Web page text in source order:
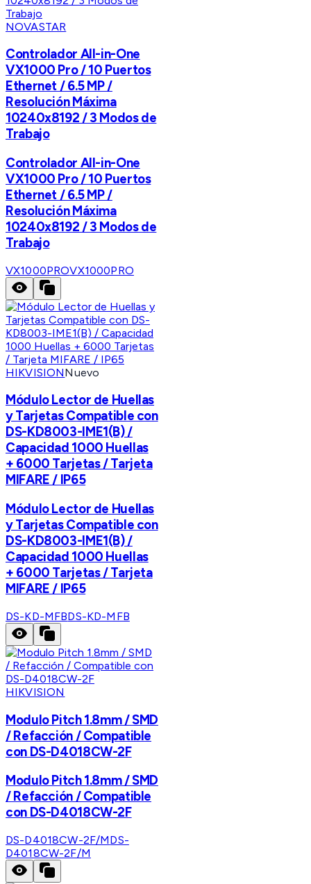
NOVASTAR
Controlador All-in-One
VX1000 Pro / 10 Puertos
Ethernet / 6.5 MP /
Resolución Máxima
10240x8192 / 3 Modos de
Trabajo
Controlador All-in-One
VX1000 Pro / 10 Puertos
Ethernet / 6.5 MP /
Resolución Máxima
10240x8192 / 3 Modos de
Trabajo
VX1000PROVX1000PRO
HIKVISIONNuevo
Módulo Lector de Huellas
y Tarjetas Compatible con
DS-KD8003-IME1(B) /
Capacidad 1000 Huellas
+ 6000 Tarjetas / Tarjeta
MIFARE / IP65
Módulo Lector de Huellas
y Tarjetas Compatible con
DS-KD8003-IME1(B) /
Capacidad 1000 Huellas
+ 6000 Tarjetas / Tarjeta
MIFARE / IP65
DS-KD-MFBDS-KD-MFB
HIKVISION
Modulo Pitch 1.8mm / SMD
/ Refacción / Compatible
con DS-D4018CW-2F
Modulo Pitch 1.8mm / SMD
/ Refacción / Compatible
con DS-D4018CW-2F
DS-D4018CW-2F/MDS-
D4018CW-2F/M